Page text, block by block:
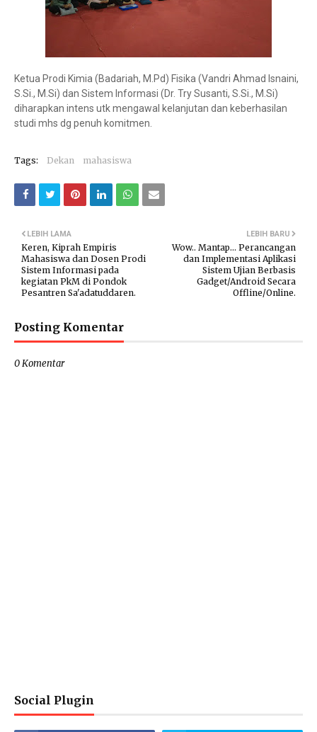
Ketua Prodi Kimia (Badariah, M.Pd) Fisika (Vandri Ahmad Isnaini,
S.Si., M.Si) dan Sistem Informasi (Dr. Try Susanti, S.Si., M.Si)
diharapkan intens utk mengawal kelanjutan dan keberhasilan
studi mhs dg penuh komitmen.
Tags: Dekan mahasiswa
LEBIH BARU
Wow.. Mantap... Perancangan
dan Implementasi Aplikasi
Sistem Ujian Berbasis
Gadget/Android Secara
Offline/Online.
LEBIH LAMA
Keren, Kiprah Empiris
Mahasiswa dan Dosen Prodi
Sistem Informasi pada
kegiatan PkM di Pondok
Pesantren Sa'adatuddaren.
Posting Komentar
0 Komentar
Social Plugin